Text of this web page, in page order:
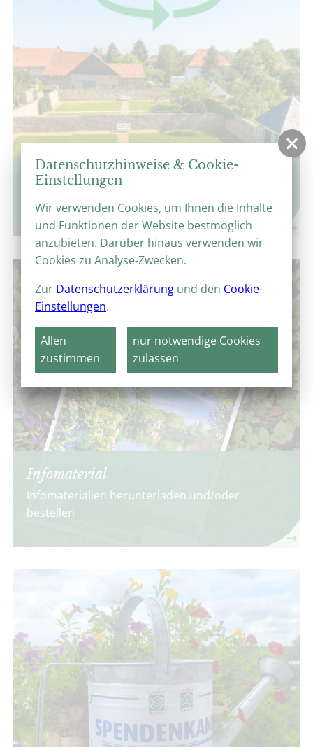
360°-Panoramen
Virtuelle Parkrundgänge
Infomaterial
Infomaterialien herunterladen und/oder
bestellen
Datenschutzhinweise & Cookie-
Einstellungen
Wir verwenden Cookies, um Ihnen die Inhalte
und Funktionen der Website bestmöglich
anzubieten. Darüber hinaus verwenden wir
Cookies zu Analyse-Zwecken.
Zur Datenschutzerklärung und den Cookie-
Einstellungen.
Allen
zustimmen
nur notwendige Cookies
zulassen